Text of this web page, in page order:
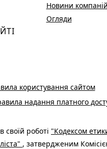
Новини компаній
Огляди
користування сайтом
надання платного
своїй роботі "Кодексом
, затвердженим